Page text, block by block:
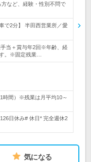
など、経験・性別不問で
で2分】 半田西営業所／愛
手当＋賞与年2回※年齢、経
。※固定残業…
時間）※残業は月平均10～
日休み# 休日* 完全週休2
気になる